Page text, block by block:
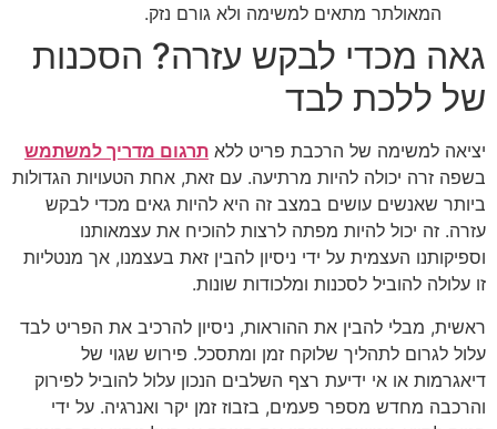
המאולתר מתאים למשימה ולא גורם נזק.
גאה מכדי לבקש עזרה? הסכנות
של ללכת לבד
יציאה למשימה של הרכבת פריט ללא תרגום מדריך למשתמש
בשפה זרה יכולה להיות מרתיעה. עם זאת, אחת הטעויות הגדולות
ביותר שאנשים עושים במצב זה היא להיות גאים מכדי לבקש
עזרה. זה יכול להיות מפתה לרצות להוכיח את עצמאותנו
וספיקותנו העצמית על ידי ניסיון להבין זאת בעצמנו, אך מנטליות
זו עלולה להוביל לסכנות ומלכודות שונות.
ראשית, מבלי להבין את ההוראות, ניסיון להרכיב את הפריט לבד
עלול לגרום לתהליך שלוקח זמן ומתסכל. פירוש שגוי של
דיאגרמות או אי ידיעת רצף השלבים הנכון עלול להוביל לפירוק
והרכבה מחדש מספר פעמים, בזבוז זמן יקר ואנרגיה. על ידי